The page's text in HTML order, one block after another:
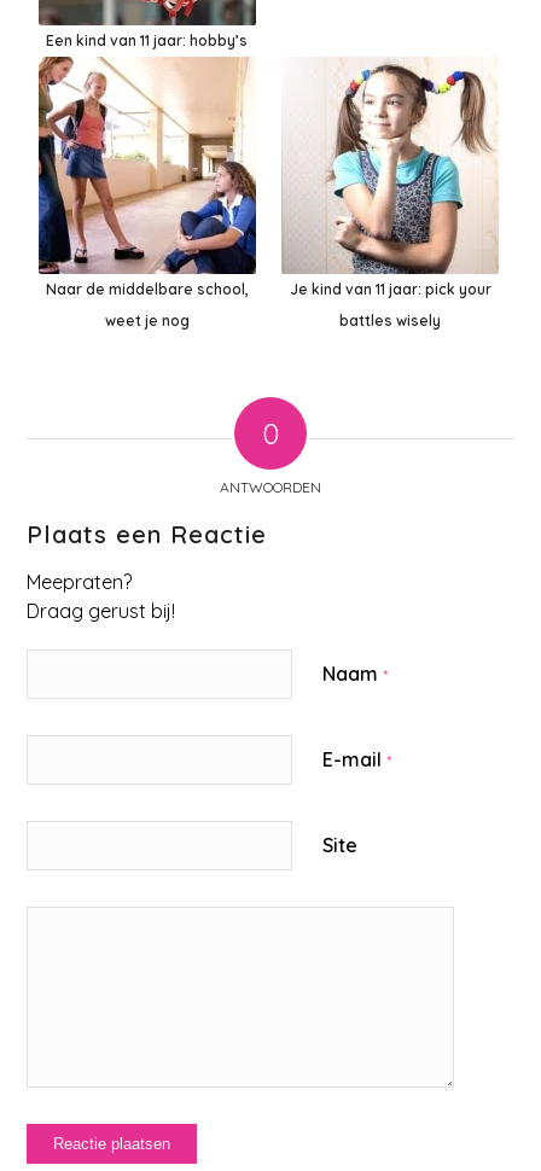
Een kind van 11 jaar: hobby’s
Naar de middelbare school,
weet je nog
Je kind van 11 jaar: pick your
battles wisely
0
ANTWOORDEN
Plaats een Reactie
Meepraten?
Draag gerust bij!
Naam*
E-mail*
Site